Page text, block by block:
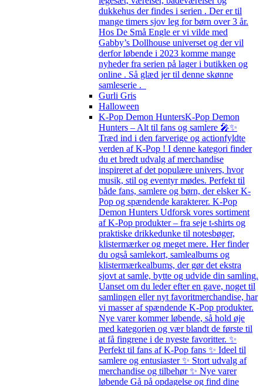
dukkehus der findes i serien . Der er til
mange timers sjov leg for børn over 3 år.
Hos De Små Engle er vi vilde med
Gabby’s Dollhouse universet og der vil
derfor løbende i 2023 komme mange
nyheder fra serien på lager i butikken og
online . Så glæd jer til denne skønne
samleserie .
Gurli Gris
Halloween
K-Pop Demon HuntersK-Pop Demon
Hunters – Alt til fans og samlere 🎤✨
Træd ind i den farverige og actionfyldte
verden af K-Pop ! I denne kategori finder
du et bredt udvalg af merchandise
inspireret af det populære univers, hvor
musik, stil og eventyr mødes. Perfekt til
både fans, samlere og børn, der elsker K-
Pop og spændende karakterer. K-Pop
Demon Hunters Udforsk vores sortiment
af K-Pop produkter – fra seje t-shirts og
praktiske drikkedunke til notesbøger,
klistermærker og meget mere. Her finder
du også samlekort, samlealbums og
klistermærkealbums, der gør det ekstra
sjovt at samle, bytte og udvide din samling.
Uanset om du leder efter en gave, noget til
samlingen eller nyt favoritmerchandise, har
vi masser af spændende K-Pop produkter.
Nye varer kommer løbende, så hold øje
med kategorien og vær blandt de første til
at få fingrene i de nyeste favoritter. ✨
Perfekt til fans af K-Pop fans ✨ Ideel til
samlere og entusiaster ✨ Stort udvalg af
merchandise og tilbehør ✨ Nye varer
løbende Gå på opdagelse og find dine